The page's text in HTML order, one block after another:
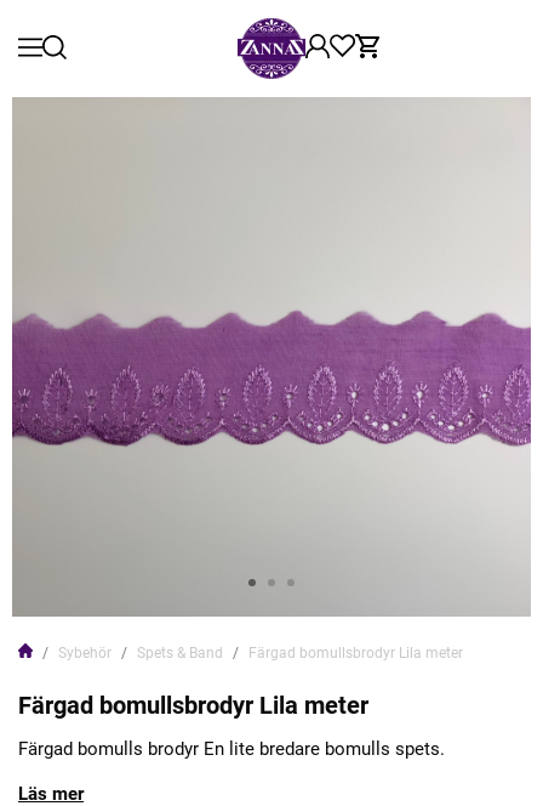
Sybehör Spets & Band Färgad bomullsbrodyr Lila meter
Färgad bomullsbrodyr Lila meter
Färgad bomulls brodyr En lite bredare bomulls spets.
Läs mer